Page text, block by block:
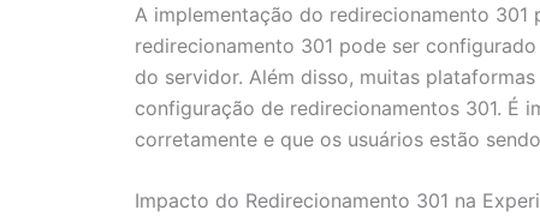
A implementação do redirecionamento
redirecionamento 301 pode ser
do servidor. Além disso, muitas
configuração de redirecionamentos 301. É
corretamente e que os usuários estão
Impacto do Redirecionamento 301 na